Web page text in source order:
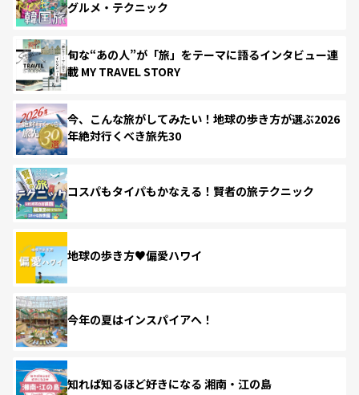
グルメ・テクニック
旬な“あの人”が「旅」をテーマに語るインタビュー連
載 MY TRAVEL STORY
今、こんな旅がしてみたい！地球の歩き方が選ぶ2026
年絶対行くべき旅先30
コスパもタイパもかなえる！賢者の旅テクニック
地球の歩き方♥偏愛ハワイ
今年の夏はインスパイアへ！
知れば知るほど好きになる 湘南・江の島